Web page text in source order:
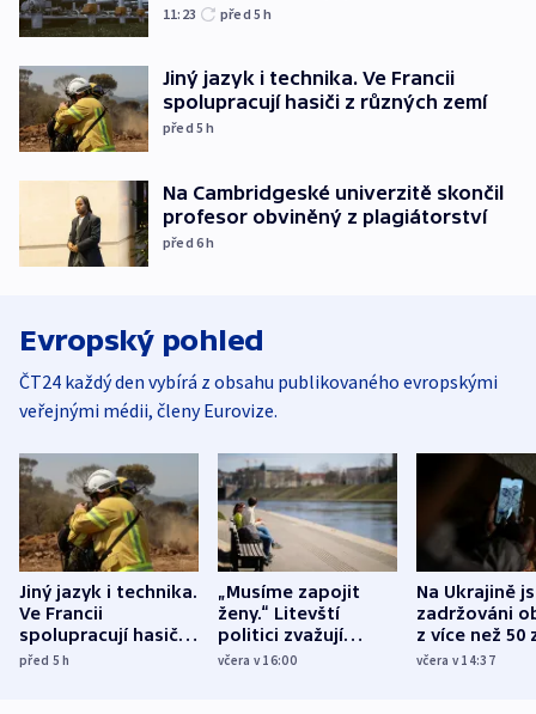
11:23 před 5h
Jiný jazyk i technika. Ve Francii
spolupracují hasiči z různých zemí
před 5h
Na Cambridgeské univerzitě skončil
profesor obviněný z plagiátorství
před 6h
Evropský pohled
ČT24 každý den vybírá z obsahu publikovaného evropskými
veřejnými médii, členy Eurovize.
Jiný jazyk i technika.
Ve Francii
spolupracují hasiči z
různých zemí
před 5h
„Musíme zapojit
ženy.“ Litevští
politici zvažují
dohodu o
včera v 16:00
Na Ukrajině
zadržováni
z více než 50
Bojovali na
včera v 14:37